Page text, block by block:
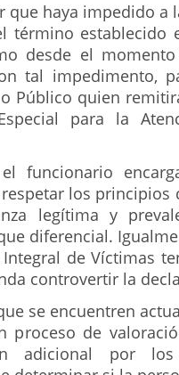
que haya impedido a
término establecido
desde el
tal impedimento,
Público quien
para la
funcionario
los principios
legítima y
diferencial.
de Víctimas
controvertir la
se encuentren
proceso de
adicional por